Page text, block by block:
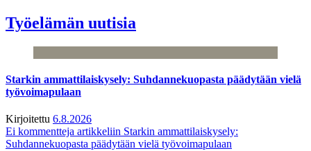
Työelämän uutisia
Starkin ammattilaiskysely: Suhdannekuopasta päädytään vielä
työvoimapulaan
Kirjoitettu 6.8.2026
Ei kommentteja artikkeliin Starkin ammattilaiskysely:
Suhdannekuopasta päädytään vielä työvoimapulaan